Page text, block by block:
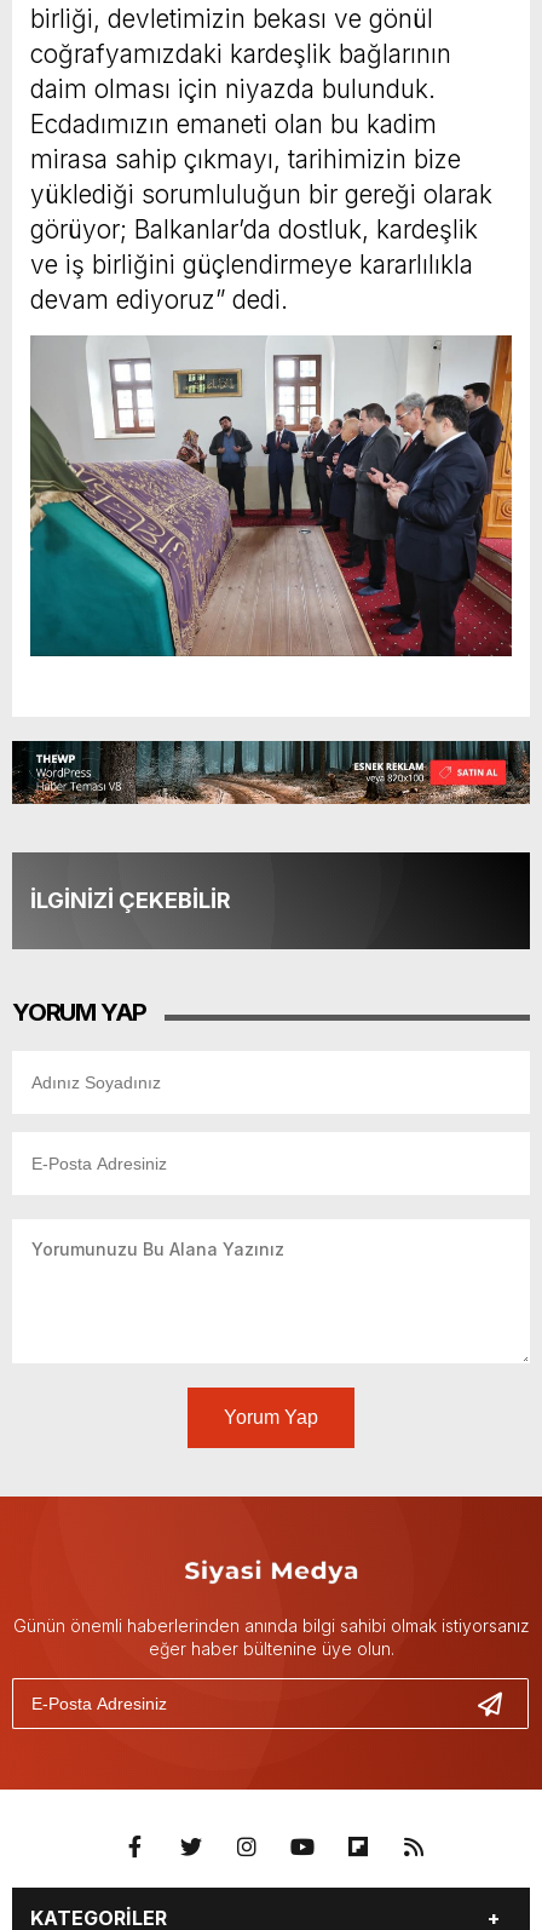
birliği, devletimizin bekası ve gönül
coğrafyamızdaki kardeşlik bağlarının
daim olması için niyazda bulunduk.
Ecdadımızın emaneti olan bu kadim
mirasa sahip çıkmayı, tarihimizin bize
yüklediği sorumluluğun bir gereği olarak
görüyor; Balkanlar’da dostluk, kardeşlik
ve iş birliğini güçlendirmeye kararlılıkla
devam ediyoruz” dedi.
İLGİNİZİ ÇEKEBİLİR
YORUM YAP
Yorum Yap
Günün önemli haberlerinden anında bilgi sahibi olmak istiyorsanız
eğer haber bültenine üye olun.
KATEGORİLER